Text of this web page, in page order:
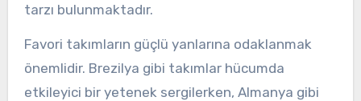
tarzı bulunmaktadır.
Favori takımların güçlü yanlarına odaklanmak
önemlidir. Brezilya gibi takımlar hücumda
etkileyici bir yetenek sergilerken, Almanya gibi